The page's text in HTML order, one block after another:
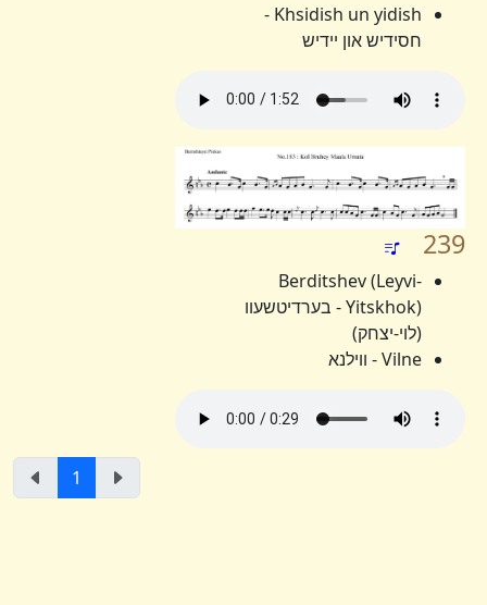
Khsidish un yidish -
חסידיש און יידיש
239
Berditshev (Leyvi-
Yitskhok) - בערדיטשעוו
(לוי-יצחק)
Vilne - ווילנא